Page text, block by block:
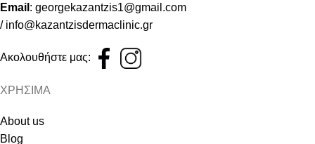
Email : georgekazantzis1@gmail.com
/ info@kazantzisdermaclinic.gr
Ακολουθήστε μας:
ΧΡΗΣΙΜΑ
About us
Blog